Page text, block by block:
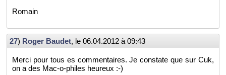
Ro­main
27) Roger Bau­det, le 06.04.2012 à 09:43
Merci pour tous es com­men­taires. Je constate que sur Cuk,
on a des Mac-o-philes heu­reux :-)